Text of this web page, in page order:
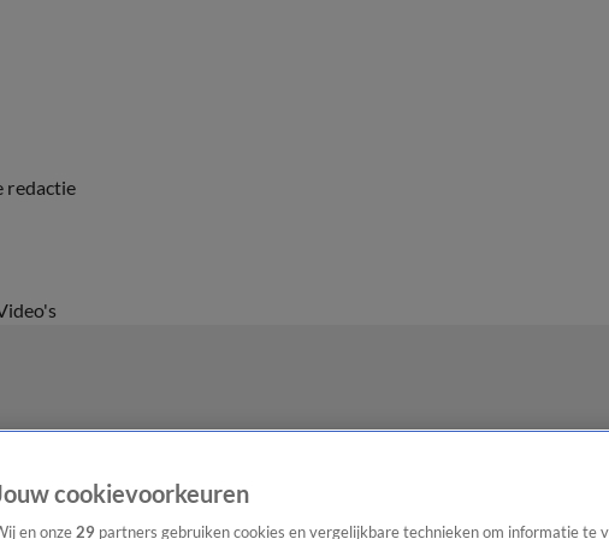
redactie
cookievoorkeuren
en onze 29 partners gebruiken cookies en vergelijkbare technieken om informatie te